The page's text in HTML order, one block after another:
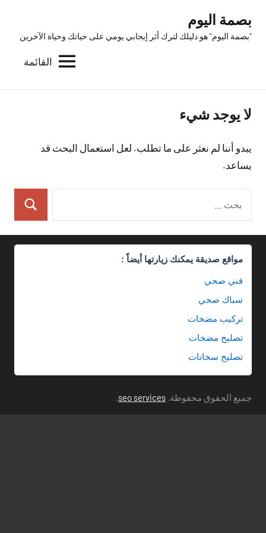
المحتوى
بصمة اليوم
"بصمة اليوم" هو دليلك لترك أثر إيجابي يومي على حياتك وحياة الآخرين
القائمة
لا يوجد شيء
يبدو أننا لم نعثر على ما تطلب. لعل استعمال البحث قد
يساعد.
بحث
مواقع صديقة يمكنك زيارتها أيضاً :
فني صحي
سباك صحي
تركيب مضخات
تصليح مضخات
تصليح سخانات
جميع الحقوق محفوظة. seo services
.